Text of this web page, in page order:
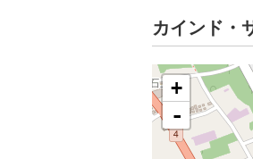
カインド・
+
-